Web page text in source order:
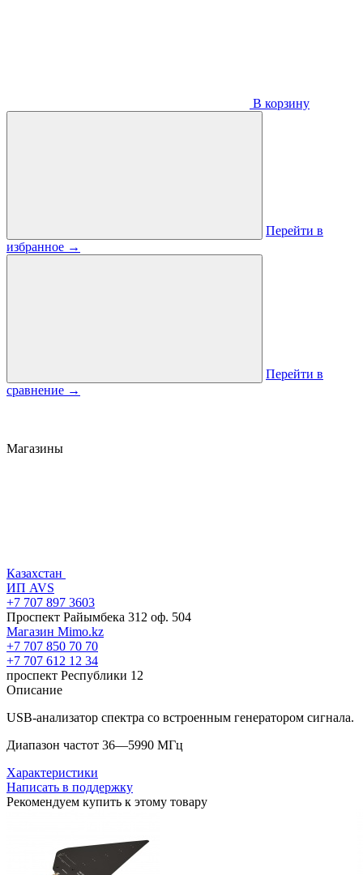
В корзину
Перейти в
избранное →
Перейти в
сравнение →
Магазины
Казахстан
ИП AVS
+7 707 897 3603
Проспект Райымбека 312 оф. 504
Магазин Mimo.kz
+7 707 850 70 70
+7 707 612 12 34
проспект Республики 12
Описание
USB-анализатор спектра со встроенным генератором сигнала.
Диапазон частот 36—5990 МГц
Характеристики
Написать в поддержку
Рекомендуем купить к этому товару